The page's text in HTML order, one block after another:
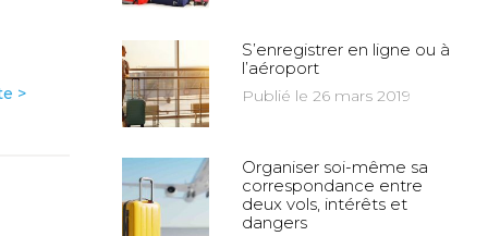
>
S’enregistrer en ligne ou à
l’aéroport
Publié le 26 mars 2019
Organiser soi-même sa
correspondance entre
deux vols, intérêts et
dangers